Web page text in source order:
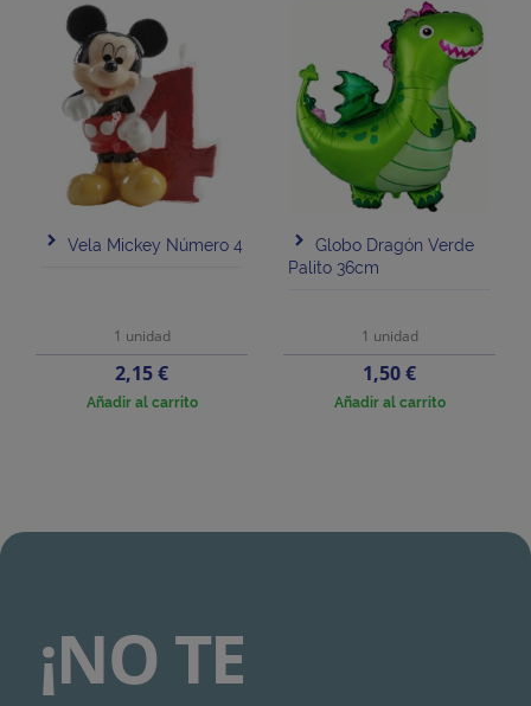
Vela Mickey Número 4
1 unidad
Precio
2,15 €
Añadir al carrito
Globo Dragón Verde
Palito 36cm
1 unidad
Precio
1,50 €
Añadir al carrito
¡NO TE